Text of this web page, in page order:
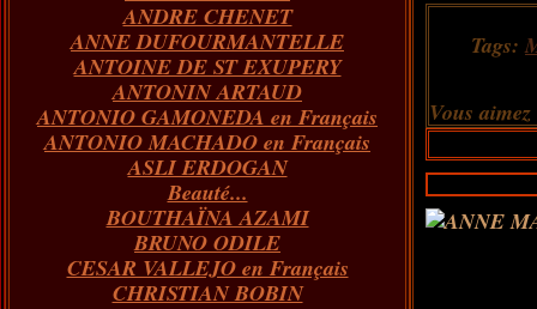
Janvier(60)
Février(68)
Janvier(86)
Mars(65)
Février(70)
Janvier(66)
Avril(76)
Mars(66)
Février(67)
Janvier(73)
Mai(82)
Avril(62)
Mars(66)
Février(55)
Janvier(43)
Juin(84)
Mai(89)
Avril(59)
Mars(73)
Février(54)
Janvier(51)
Juillet(72)
Juin(65)
Mai(97)
Avril(73)
Mars(100)
Février(146)
Janvier(124)
Août(40)
Juillet(31)
Juin(26)
ANDRE CHENET
ANNE DUFOURMANTELLE
ANTOINE DE ST EXUPERY
ANTONIN ARTAUD
ANTONIO GAMONEDA en Français
ANTONIO MACHADO en Français
ASLI ERDOGAN
Beauté...
BOUTHAÏNA AZAMI
BRUNO ODILE
CESAR VALLEJO en Français
CHRISTIAN BOBIN
Tags:
Vous aimez